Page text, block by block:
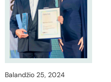
Balandžio 25, 2024